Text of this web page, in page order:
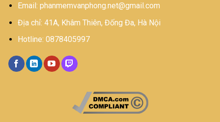
Email: phanmemvanphong.net@gmail.com
Địa chỉ: 41A, Khâm Thiên, Đống Đa, Hà Nội
Hotline: 0878405997